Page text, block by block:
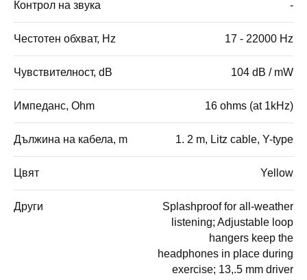
Контрол на звука -
Честотен обхват, Hz 17 - 22000 Hz
Чувствителност, dB 104 dB / mW
Импеданс, Ohm 16 ohms (at 1kHz)
Дължина на кабела, m 1. 2 m, Litz cable, Y-type
Цвят Yellow
Други
Splashproof for all-weather
listening; Adjustable loop
hangers keep the
headphones in place during
exercise; 13,.5 mm driver